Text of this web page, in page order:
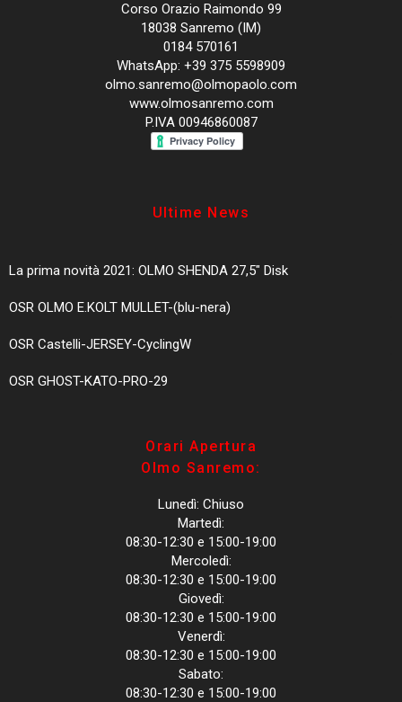
Corso Orazio Raimondo 99
18038 Sanremo (IM)
0184 570161
WhatsApp: +39 375 5598909
olmo.sanremo@olmopaolo.com
www.olmosanremo.com
P.IVA 00946860087
Ultime News
La prima novità 2021: OLMO SHENDA 27,5″ Disk
OSR OLMO E.KOLT MULLET-(blu-nera)
OSR Castelli-JERSEY-CyclingW
OSR GHOST-KATO-PRO-29
Orari Apertura
Olmo Sanremo:
Lunedì: Chiuso
Martedì:
08:30-12:30 e 15:00-19:00
Mercoledì:
08:30-12:30 e 15:00-19:00
Giovedì:
08:30-12:30 e 15:00-19:00
Venerdì:
08:30-12:30 e 15:00-19:00
Sabato:
08:30-12:30 e 15:00-19:00